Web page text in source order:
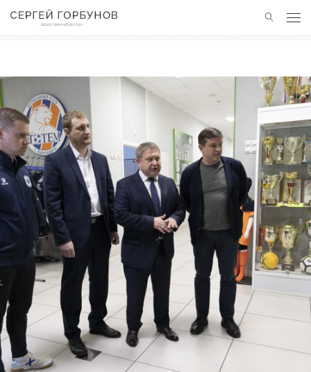
ПОЛЕЗНЫЙ ОПЫТ
КОНТАКТЫ
БЛАГОТВОРИТЕЛЬНОСТЬ